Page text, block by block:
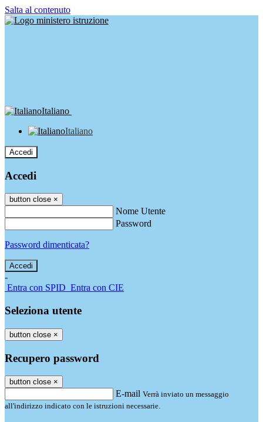
Salta al contenuto
Italiano
Italiano
Accedi
Accedi
button close ×
Nome Utente
Password
Password dimenticata?
-
Entra con SPID Entra con CIE
Seleziona utente
button close ×
Recupero password
button close ×
E-mail Verrà inviato un messaggio
all'indirizzo indicato con le istruzioni necessarie.